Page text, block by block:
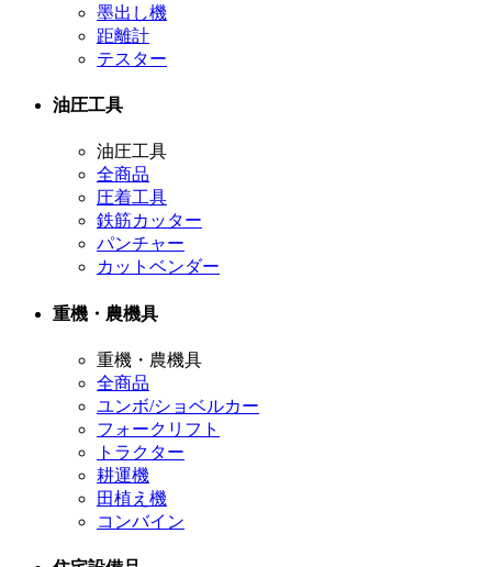
墨出し機
距離計
テスター
油圧工具
油圧工具
全商品
圧着工具
鉄筋カッター
パンチャー
カットベンダー
重機・農機具
重機・農機具
全商品
ユンボ/ショベルカー
フォークリフト
トラクター
耕運機
田植え機
コンバイン